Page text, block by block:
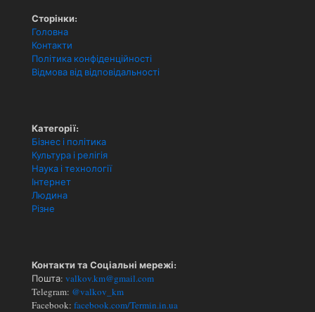
Сторінки:
Головна
Контакти
Політика конфіденційності
Відмова від відповідальності
Категорії:
Бізнес і політика
Культура і релігія
Наука і технології
Інтернет
Людина
Різне
Контакти та Соціальні мережі:
Пошта: valkov.km@gmail.com
Telegram: @valkov_km
Facebook: facebook.com/Termin.in.ua